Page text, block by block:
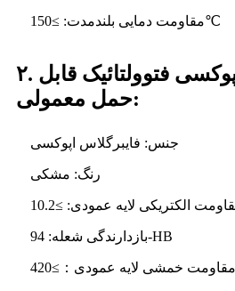
مقاومت دمایی بلندمدت: ≥150℃
۲. صفحه پشتی اپوکسی فتوولتائیک قابل
حمل معمولی:
جنس: فایبرگلاس اپوکسی
رنگ: مشکی
بازدارندگی شعله: 94-HB